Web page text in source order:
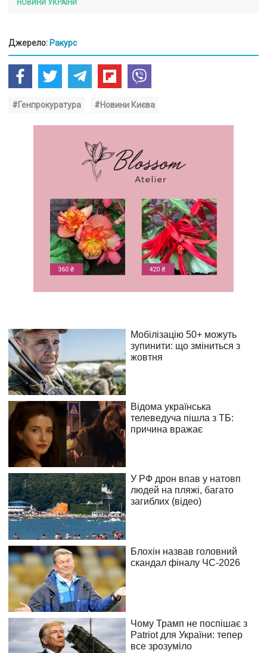
НОВИНИ УКРАЇНИ
Джерело: Ракурс
#Генпрокуратура #Новини Києва